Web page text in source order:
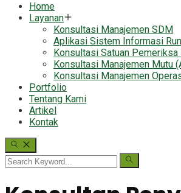
Home
Layanan
Konsultasi Manajemen SDM
Aplikasi Sistem Informasi
Konsultasi Satuan Pemeriksa
Konsultasi Manajemen Mutu
Konsultasi Manajemen
Portfolio
Tentang Kami
Artikel
Kontak